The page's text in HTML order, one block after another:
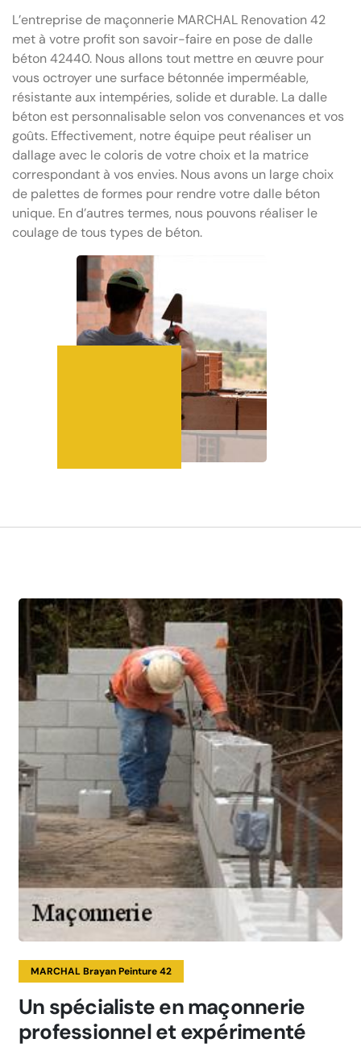
L’entreprise de maçonnerie MARCHAL Renovation 42
met à votre profit son savoir-faire en pose de dalle
béton 42440. Nous allons tout mettre en œuvre pour
vous octroyer une surface bétonnée imperméable,
résistante aux intempéries, solide et durable. La dalle
béton est personnalisable selon vos convenances et vos
goûts. Effectivement, notre équipe peut réaliser un
dallage avec le coloris de votre choix et la matrice
correspondant à vos envies. Nous avons un large choix
de palettes de formes pour rendre votre dalle béton
unique. En d’autres termes, nous pouvons réaliser le
coulage de tous types de béton.
MARCHAL Brayan Peinture 42
Un spécialiste en maçonnerie
professionnel et expérimenté